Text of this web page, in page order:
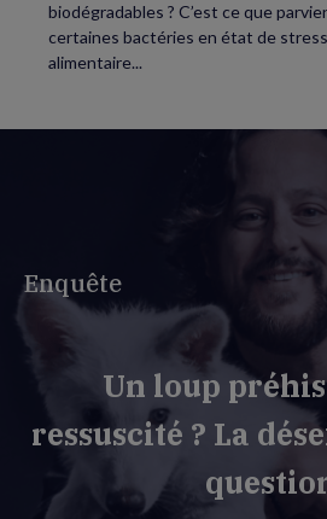
biodégradables ? C’est ce que
certaines bactéries en état de
alimentaire...
Enquête
Un loup
ressuscité ? La